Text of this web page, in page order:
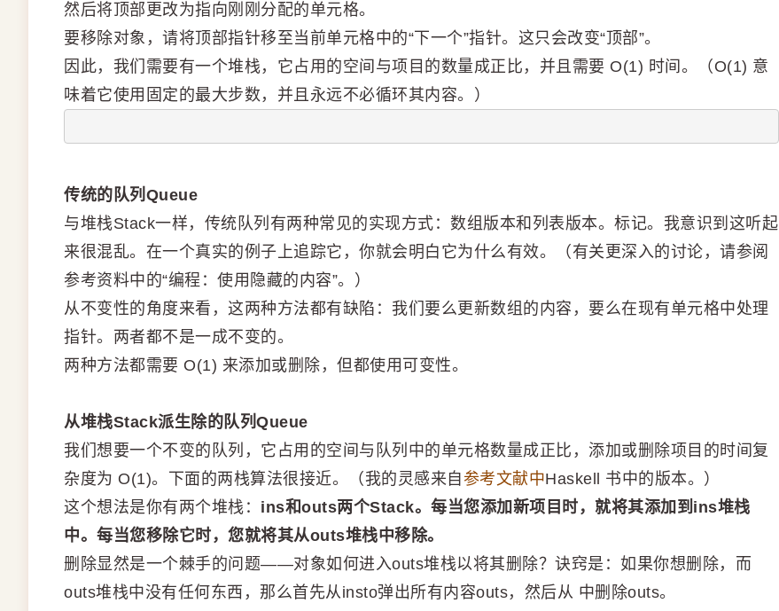
然后将顶部更改为指向刚刚分配的单元格。
要移除对象，请将顶部指针移至当前单元格中的“下一个”指针。这只会改变“顶部”。
因此，我们需要有一个堆栈，它占用的空间与项目的数量成正比，并且需要 O(1) 时间。（O(1) 意
味着它使用固定的最大步数，并且永远不必循环其内容。）
传统的队列Queue
与堆栈Stack一样，传统队列有两种常见的实现方式：数组版本和列表版本。标记。我意识到这听起
来很混乱。在一个真实的例子上追踪它，你就会明白它为什么有效。（有关更深入的讨论，请参阅
参考资料中的“编程：使用隐藏的内容”。）
从不变性的角度来看，这两种方法都有缺陷：我们要么更新数组的内容，要么在现有单元格中处理
指针。两者都不是一成不变的。
两种方法都需要 O(1) 来添加或删除，但都使用可变性。
从堆栈Stack派生除的队列Queue
我们想要一个不变的队列，它占用的空间与队列中的单元格数量成正比，添加或删除项目的时间复
杂度为 O(1)。下面的两栈算法很接近。（我的灵感来自 参考文献中Haskell 书中的版本。）
这个想法是你有两个堆栈： ins和outs两个Stack。每当您添加新项目时，就将其添加到ins堆栈
中。每当您移除它时，您就将其从outs堆栈中移除。
删除显然是一个棘手的问题——对象如何进入outs堆栈以将其删除？诀窍是：如果你想删除，而
outs堆栈中没有任何东西，那么首先从insto弹出所有内容outs，然后从 中删除outs。